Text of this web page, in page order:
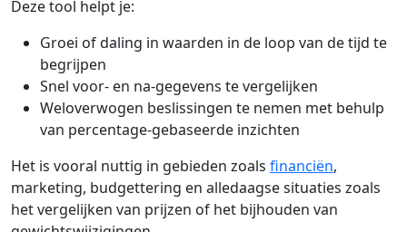
Deze tool helpt je:
Groei of daling in waarden in de loop van de tijd te
begrijpen
Snel voor- en na-gegevens te vergelijken
Weloverwogen beslissingen te nemen met behulp
van percentage-gebaseerde inzichten
Het is vooral nuttig in gebieden zoals financiën,
marketing, budgettering en alledaagse situaties zoals
het vergelijken van prijzen of het bijhouden van